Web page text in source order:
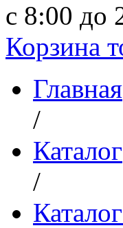
с 8:00 до
Корзина
Главная
/
Каталог
/